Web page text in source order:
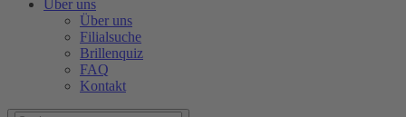
Über uns
Über uns
Filialsuche
Brillenquiz
FAQ
Kontakt